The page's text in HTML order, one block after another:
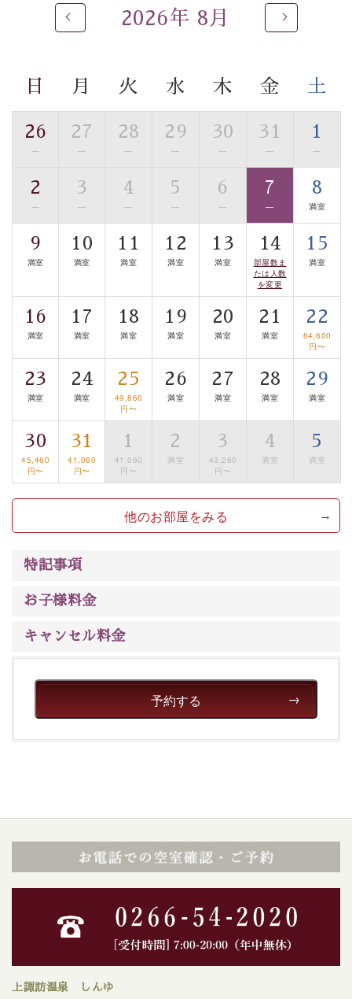
眺望はございませんが、源泉掛け流しの温泉の質を楽し
貸切温泉風呂
です。ゆったりといやされるプライベー
【旅】
■諏訪大社4社を巡る無料参拝バス
豊富な知識を持ったドライバー兼ガイドが諏訪大社をご
案内します。
事前ご予約制ですので、ご利用ご希望の方
※交通規制などにより運行できない日がございます
以上がプラン内容です。
上諏訪温泉“しんゆ”なら諏訪大社など歴史ある諏訪の街
清らかな源泉、諏訪湖に包まれるお部屋、 大人のたしな
2026年 8月
日 月 火 水 木 金 土
26
—
27
—
28
—
29
—
30
—
31
—
1
—
2
—
3
—
4
—
5
—
6
—
7
—
8
満室
9
満室
10
満室
11
満室
12
満室
13
満室
14
部屋数ま
たは人数
を変更
15
満室
16
満室
17
満室
18
満室
19
満室
20
満室
21
満室
22
64,600
円〜
23
満室
24
満室
25
49,860
円〜
26
満室
27
満室
28
満室
29
満室
30
45,460
円〜
31
41,060
円〜
1
41,060
円〜
2
満室
3
43,260
円〜
4
満室
5
満室
他のお部屋をみる
特記事項
お子様料金
キャンセル料金
予約する
上諏訪温泉 しんゆ